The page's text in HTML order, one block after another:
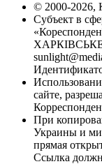
© 2000-2026,
Субъект в
ХАРКІВСЬКЕ
сайте,
При
Украины и
прямая
Ссылка